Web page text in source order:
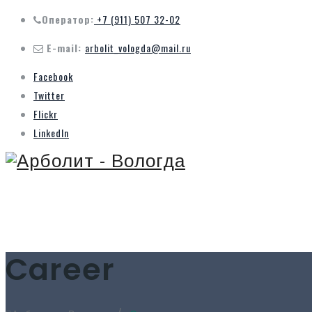
Оператор: +7 (911) 507 32-02
E-mail: arbolit_vologda@mail.ru
Facebook
Twitter
Flickr
LinkedIn
Career